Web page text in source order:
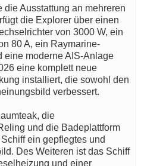
die Ausstattung an mehreren
die Explorer über einen
von 3000 W, ein
80 A, ein Raymarine-
eine moderne AIS-Anlage
eine komplett neue
installiert, die sowohl den
verbessert.
die
und die Badeplattform
ein gepflegtes und
Des Weiteren ist das Schiff
und einer